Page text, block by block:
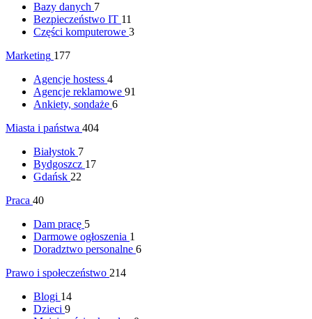
Bazy danych 7
Bezpieczeństwo IT 11
Części komputerowe 3
Marketing 177
Agencje hostess 4
Agencje reklamowe 91
Ankiety, sondaże 6
Miasta i państwa 404
Białystok 7
Bydgoszcz 17
Gdańsk 22
Praca 40
Dam pracę 5
Darmowe ogłoszenia 1
Doradztwo personalne 6
Prawo i społeczeństwo 214
Blogi 14
Dzieci 9